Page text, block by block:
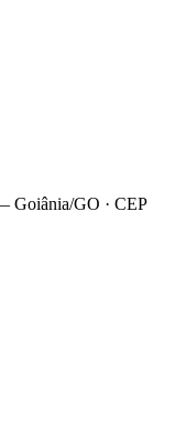
Goiânia/GO · CEP